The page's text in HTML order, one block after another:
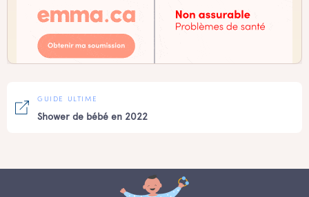
GUIDE ULTIME
Shower de bébé en 2022